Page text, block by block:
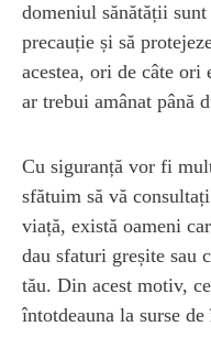
domeniul sănătății
precauție și să
acestea, ori de câte ori
ar trebui amânat până
Cu siguranță vor fi
sfătuim să vă
viață, există oameni
dau sfaturi greșite sau
tău. Din acest motiv,
întotdeauna la surse